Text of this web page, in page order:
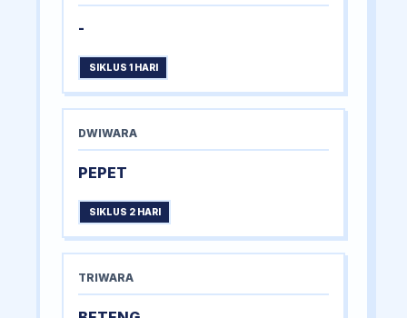
-
SIKLUS 1 HARI
DWIWARA
PEPET
SIKLUS 2 HARI
TRIWARA